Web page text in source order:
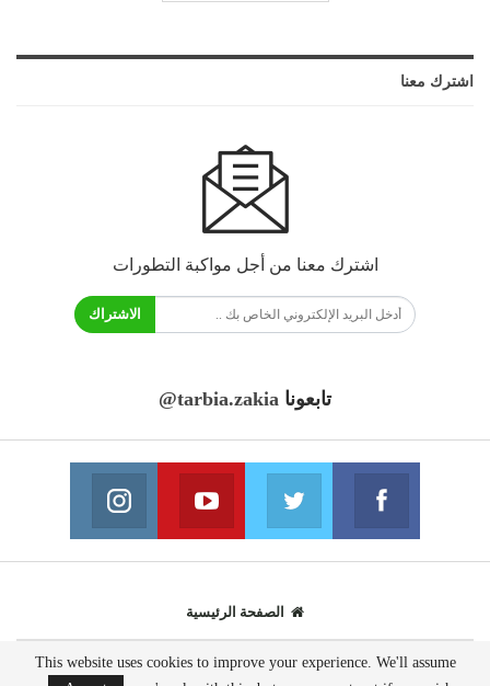
اشترك معنا
اشترك معنا من أجل مواكبة التطورات
الاشتراك
تابعونا @tarbia.zakia
فايسبوك
انضم الينا انضم الينا
يوتيوب
انضم الينا
الصفحة الرئيسية
© 2020 - جميع الحقوق محفوظة.
This website uses cookies to improve your experience. We'll assume